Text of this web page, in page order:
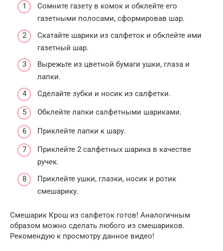
Сомните газету в комок и обклейте его
газетными полосами, сформировав шар.
Скатайте шарики из салфеток и обклейте ими
газетный шар.
Вырежьте из цветной бумаги ушки, глаза и
лапки.
Сделайте зубки и носик из салфетки.
Обклейте лапки салфетными шариками.
Приклейте лапки к шару.
Приклейте 2 салфетных шарика в качестве
ручек.
Приклейте ушки, глазки, носик и ротик
смешарику.
Смешарик Крош из салфеток готов! Аналогичным
образом можно сделать любого из смешариков.
Рекомендую к просмотру данное видео!